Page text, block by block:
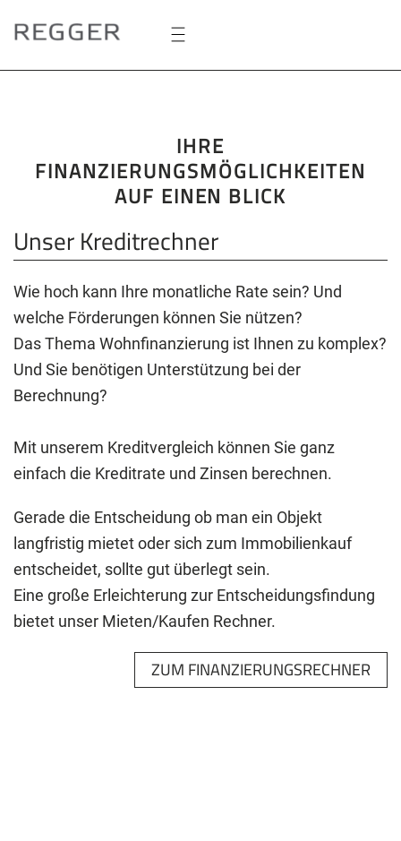
Zum
Hauptinhalt
IHRE
FINANZIERUNGSMÖGLICHKEITEN
AUF EINEN BLICK
Unser Kreditrechner
Wie hoch kann Ihre monatliche Rate sein? Und
welche Förderungen können Sie nützen?
Das Thema Wohnfinanzierung ist Ihnen zu komplex?
Und Sie benötigen Unterstützung bei der
Berechnung?
Mit unserem Kreditvergleich können Sie ganz
einfach die Kreditrate und Zinsen berechnen.
Gerade die Entscheidung ob man ein Objekt
langfristig mietet oder sich zum Immobilienkauf
entscheidet, sollte gut überlegt sein.
Eine große Erleichterung zur Entscheidungsfindung
bietet unser Mieten/Kaufen Rechner.
ZUM FINANZIERUNGSRECHNER